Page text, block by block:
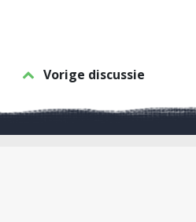
Vorige discussie